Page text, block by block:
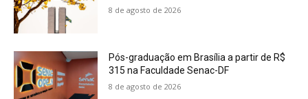
8 de agosto de 2026
Pós-graduação em Brasília a partir de R$
315 na Faculdade Senac-DF
8 de agosto de 2026